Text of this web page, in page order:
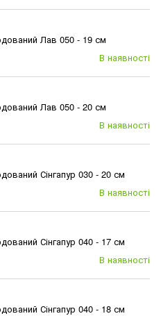
Лав 050 - 19 см
В наявності
Лав 050 - 20 см
В наявності
Сінгапур 030 - 20 см
В наявності
Сінгапур 040 - 17 см
В наявності
Сінгапур 040 - 18 см